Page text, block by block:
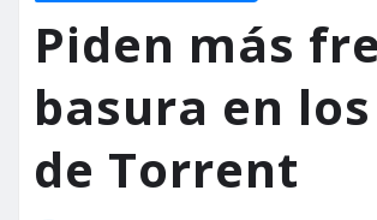
Piden más
basura en
de Torrent